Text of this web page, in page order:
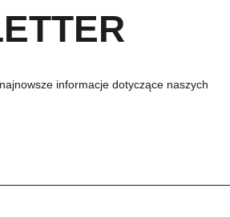
informacje dotyczące naszych